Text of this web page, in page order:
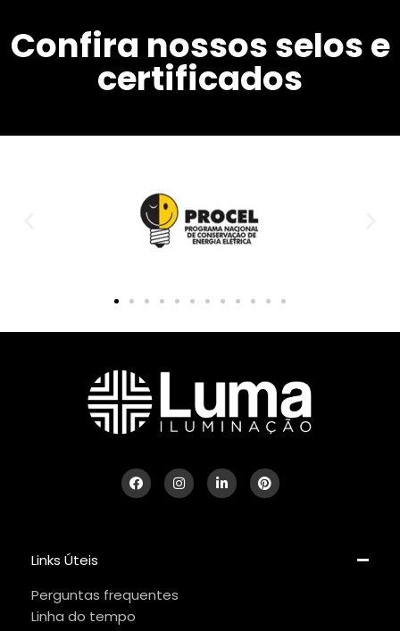
Confira nossos selos e
certificados
Links Úteis
Perguntas frequentes
Linha do tempo